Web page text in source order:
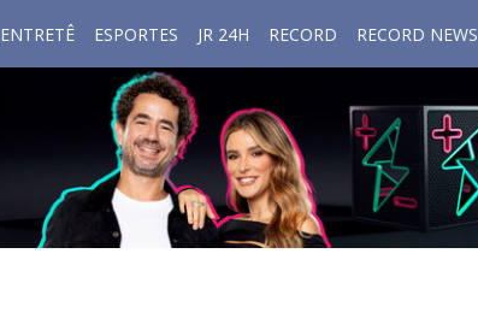
ENTRETÊ ESPORTES JR 24H RECORD RECORD NEWS